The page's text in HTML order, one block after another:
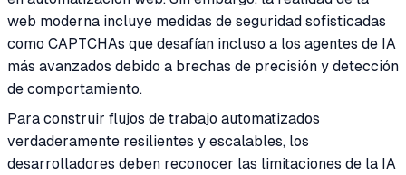
web moderna incluye medidas de seguridad sofisticadas
como CAPTCHAs que desafían incluso a los agentes de IA
más avanzados debido a brechas de precisión y detección
de comportamiento.
Para construir flujos de trabajo automatizados
verdaderamente resilientes y escalables, los
desarrolladores deben reconocer las limitaciones de la IA